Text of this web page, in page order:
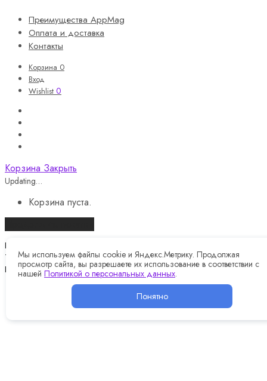
Преимущества AppMag
Оплата и доставка
Контакты
Корзина 0
Вход
Wishlist 0
Корзина Закрыть
Updating…
Корзина пуста.
Назад
Telegram
Instagram
Информация о цене и наличии товара носит
информационный характер и не является публичной
Мы используем файлы cookie и Яндекс.Метрику. Продолжая
просмотр сайта, вы разрешаете их использование в соответствии с
нашей Политикой о персональных данных.
Понятно